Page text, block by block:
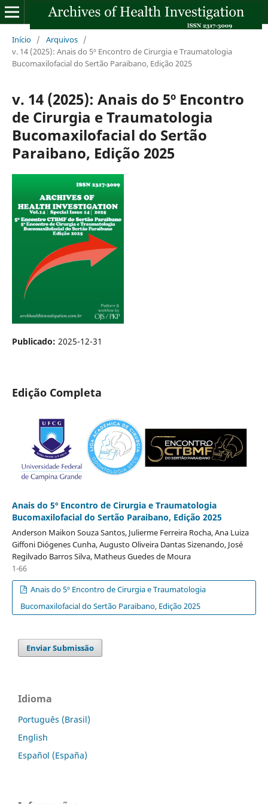
Início / Arquivos /
v. 14 (2025): Anais do 5º Encontro de Cirurgia e Traumatologia
Bucomaxilofacial do Sertão Paraibano, Edição 2025
v. 14 (2025): Anais do 5º Encontro
de Cirurgia e Traumatologia
Bucomaxilofacial do Sertão
Paraibano, Edição 2025
Publicado: 2025-12-31
Edição Completa
Anais do 5º Encontro de Cirurgia e Traumatologia
Bucomaxilofacial do Sertão Paraibano, Edição 2025
Anderson Maikon Souza Santos, Julierme Ferreira Rocha, Ana Luiza
Giffoni Diógenes Cunha, Augusto Oliveira Dantas Sizenando, José
Regilvado Barros Silva, Matheus Guedes de Moura
1-66
Anais do 5º Encontro de Cirurgia e Traumatologia
Bucomaxilofacial do Sertão Paraibano, Edição 2025
Enviar Submissão
Idioma
Português (Brasil)
English
Español (España)